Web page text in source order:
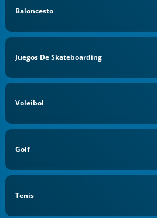
Baloncesto
Juegos De Skateboarding
Voleibol
Golf
Tenis